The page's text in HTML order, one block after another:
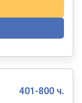
401-800 ч.